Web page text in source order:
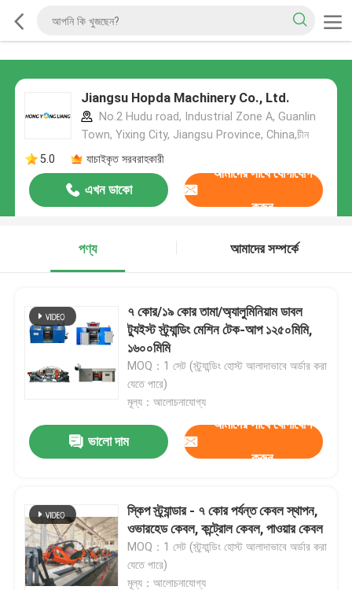
Jiangsu Hopda Machinery Co., Ltd.
No.2 Hudu road, Industrial Zone A, Guanlin
Town, Yixing City, Jiangsu Province, China,চীন
5.0
যাচাইকৃত সরবরাহকারী
এখন ডাকো
আমাদের সাথে যোগাযোগ
করুন
পণ্য আমাদের সম্পর্কে
৭ কোর/১৯ কোর তামা/অ্যালুমিনিয়াম ডাবল
ট্যুইস্ট স্ট্র্যান্ডিং মেশিন টেক-আপ ১২৫০মিমি,
১৬০০মিমি
MOQ：1 সেট (স্ট্র্যান্ডিং হোস্ট আলাদাভাবে অর্ডার করা
যেতে পারে)
মূল্য：আলোচনাযোগ্য
ভালো দাম
আমাদের সাথে যোগাযোগ
করুন
স্কিপ স্ট্র্যান্ডার - ৭ কোর পর্যন্ত কেবল স্থাপন,
ওভারহেড কেবল, কন্ট্রোল কেবল, পাওয়ার কেবল
MOQ：1 সেট (স্ট্র্যান্ডিং হোস্ট আলাদাভাবে অর্ডার করা
যেতে পারে)
মূল্য：আলোচনাযোগ্য